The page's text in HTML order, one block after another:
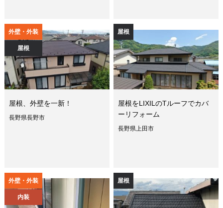
外壁・外装
屋根
屋根、外壁を一新！
長野県長野市
屋根
屋根をLIXILのTルーフでカバ
ーリフォーム
長野県上田市
外壁・外装
内装
屋根